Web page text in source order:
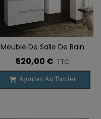
Meuble De Salle De Bain
Suspendu BOX 2 Tiroirs + 1
Porte
520,00 € TTC
Ajouter Au Panier